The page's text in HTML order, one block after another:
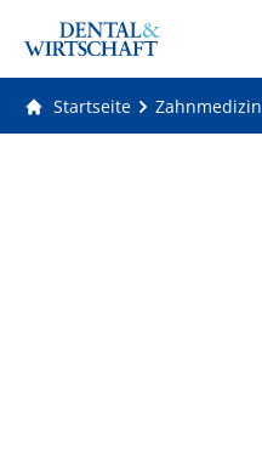
Startseite Zahnmedizin